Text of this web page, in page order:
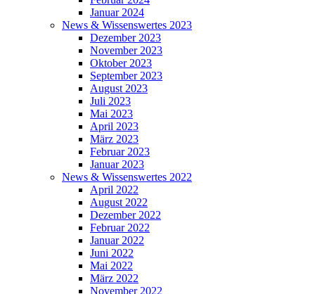
Januar 2024
News & Wissenswertes 2023
Dezember 2023
November 2023
Oktober 2023
September 2023
August 2023
Juli 2023
Mai 2023
April 2023
März 2023
Februar 2023
Januar 2023
News & Wissenswertes 2022
April 2022
August 2022
Dezember 2022
Februar 2022
Januar 2022
Juni 2022
Mai 2022
März 2022
November 2022